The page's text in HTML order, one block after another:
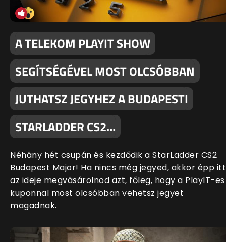
A TELEKOM PLAYIT SHOW
SEGÍTSÉGÉVEL MOST OLCSÓBBAN
JUTHATSZ JEGYHEZ A BUDAPESTI
STARLADDER CS2…
Néhány hét csupán és kezdődik a StarLadder CS2
Budapest Major! Ha nincs még jegyed, akkor épp itt
az ideje megvásárolnod azt, főleg, hogy a PlayIT-es
kuponnal most olcsóbban vehetsz jegyet
magadnak.